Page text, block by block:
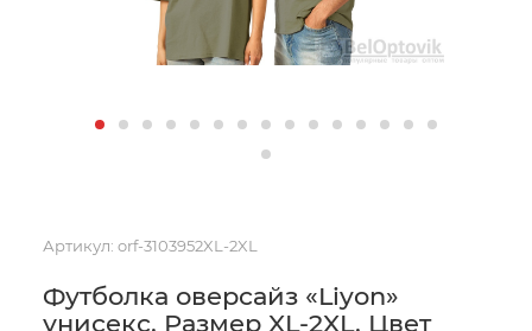
Артикул: orf-3103952XL-2XL
Футболка оверсайз «Liyon»
унисекс, Размер XL-2XL, Цвет